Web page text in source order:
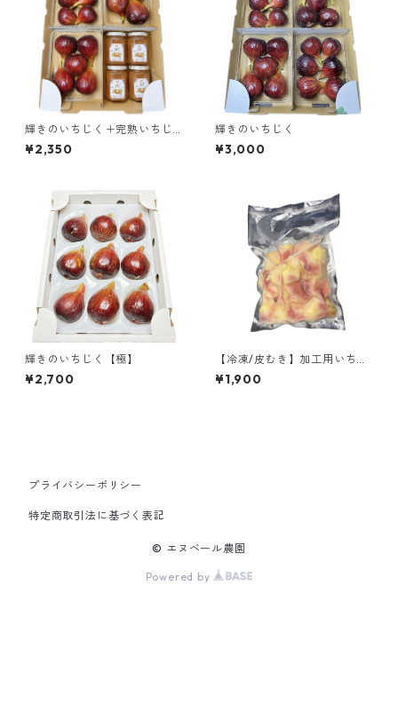
輝きのいちじく＋完熟いちじ
くジャムセット
¥2,350
輝きのいちじく
¥3,000
輝きのいちじく【極】
¥2,700
【冷凍/皮むき】加工用いちじ
く 1kg
¥1,900
プライバシーポリシー
特定商取引法に基づく表記
© エヌベール農園
Powered by